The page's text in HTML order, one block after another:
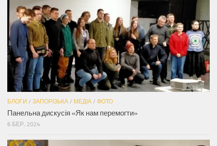
БЛОГИ / ЗАПОРІЗЬКА / МЕДІА / ФОТО
Панельна дискусія «Як нам перемогти»
6 БЕР, 2024